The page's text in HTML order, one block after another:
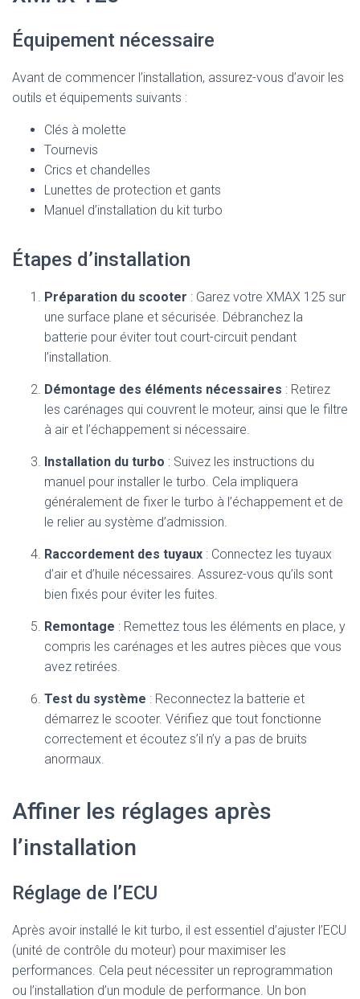
Équipement nécessaire
Avant de commencer l’installation, assurez-vous d’avoir les
outils et équipements suivants :
Clés à molette
Tournevis
Crics et chandelles
Lunettes de protection et gants
Manuel d’installation du kit turbo
Étapes d’installation
Préparation du scooter : Garez votre XMAX 125 sur
une surface plane et sécurisée. Débranchez la
batterie pour éviter tout court-circuit pendant
l’installation.
Démontage des éléments nécessaires : Retirez
les carénages qui couvrent le moteur, ainsi que le filtre
à air et l’échappement si nécessaire.
Installation du turbo : Suivez les instructions du
manuel pour installer le turbo. Cela impliquera
généralement de fixer le turbo à l’échappement et de
le relier au système d’admission.
Raccordement des tuyaux : Connectez les tuyaux
d’air et d’huile nécessaires. Assurez-vous qu’ils sont
bien fixés pour éviter les fuites.
Remontage : Remettez tous les éléments en place, y
compris les carénages et les autres pièces que vous
avez retirées.
Test du système : Reconnectez la batterie et
démarrez le scooter. Vérifiez que tout fonctionne
correctement et écoutez s’il n’y a pas de bruits
anormaux.
Affiner les réglages après
l’installation
Réglage de l’ECU
Après avoir installé le kit turbo, il est essentiel d’ajuster l’ECU
(unité de contrôle du moteur) pour maximiser les
performances. Cela peut nécessiter un reprogrammation
ou l’installation d’un module de performance. Un bon